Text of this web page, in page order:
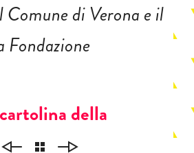
di Verona e il
Fondazione
della